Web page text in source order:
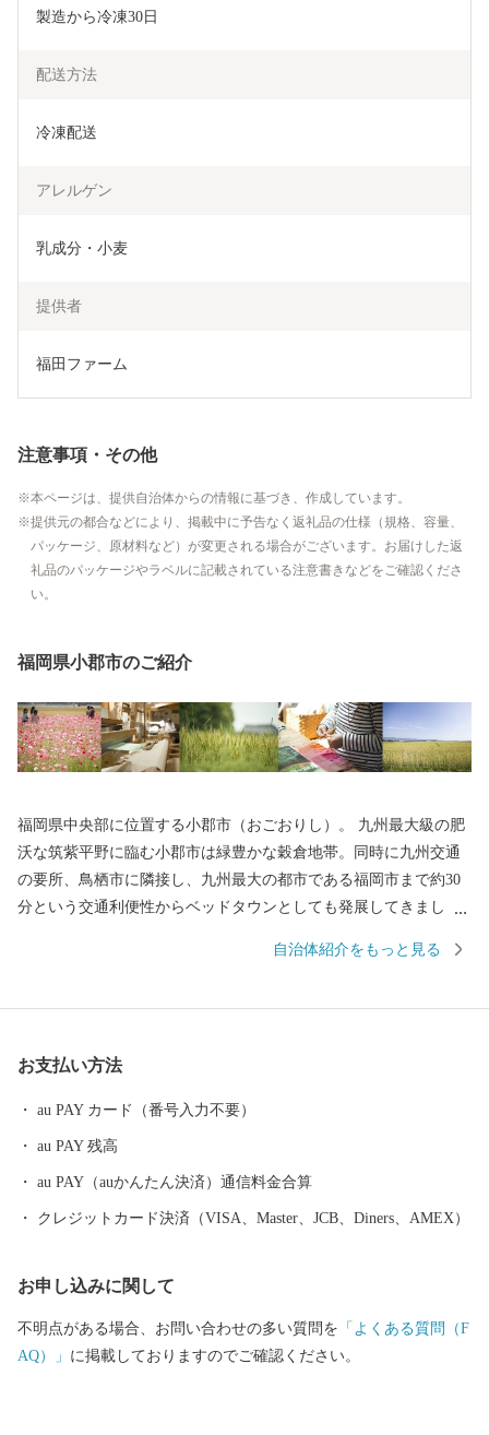
製造から冷凍30日
配送方法
冷凍配送
アレルゲン
乳成分・小麦
提供者
福田ファーム
注意事項・その他
本ページは、提供自治体からの情報に基づき、作成しています。
提供元の都合などにより、掲載中に予告なく返礼品の仕様（規格、容量、
パッケージ、原材料など）が変更される場合がございます。お届けした返
礼品のパッケージやラベルに記載されている注意書きなどをご確認くださ
い。
福岡県小郡市のご紹介
福岡県中央部に位置する小郡市（おごおりし）。 九州最大級の肥
沃な筑紫平野に臨む小郡市は緑豊かな穀倉地帯。同時に九州交通
の要所、鳥栖市に隣接し、九州最大の都市である福岡市まで約30
分という交通利便性からベッドタウンとしても発展してきまし
I。10,000体以上ものカエルの置物が飾られ、「かえる寺」の愛称
七夕（8月7日）は全国より約30万枚もの短冊が寄せられ、七夕神
地」として認定されました。七夕伝説の色濃く残る小郡市に一度
足を運んでみてください。
自治体紹介をもっと見る
お支払い方法
au PAY カード（番号入力不要）
au PAY 残高
au PAY（auかんたん決済）通信料金合算
クレジットカード決済（VISA、Master、JCB、Diners、AMEX）
お申し込みに関して
不明点がある場合、お問い合わせの多い質問を 「よくある質問（F
AQ）」 に掲載しておりますのでご確認ください。